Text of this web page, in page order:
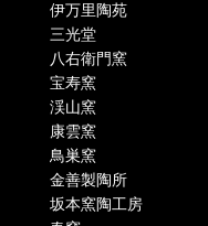
伊万里陶苑
三光堂
八右衛門窯
宝寿窯
渓山窯
康雲窯
鳥巣窯
金善製陶所
坂本窯陶工房